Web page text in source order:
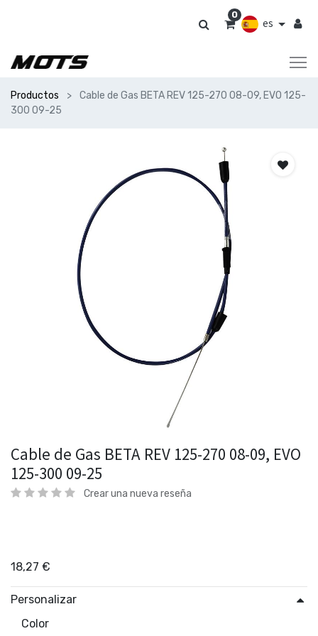
es
0
Productos
Cable de Gas BETA REV 125-270 08-09, EVO 125-
300 09-25
Cable de Gas BETA REV 125-270 08-09, EVO
125-300 09-25
Crear una nueva reseña
18,27 €
Personalizar
Color